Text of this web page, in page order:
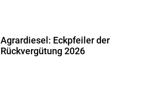
Agrardiesel: Eckpfeiler der
Rückvergütung 2026